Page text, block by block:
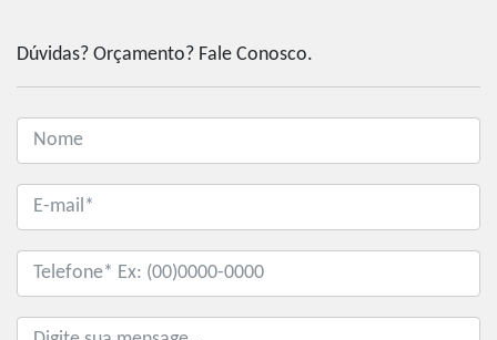
Dúvidas? Orçamento? Fale Conosco.